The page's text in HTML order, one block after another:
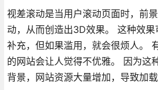
视差滚动是当用户滚动页面时，前
动，从而创造出3D效果。 这种效
补充，但如果滥用，就会很烦人。
的网站会让人觉得不优雅。 因为这
背景，网站资源大量增加，导致加载